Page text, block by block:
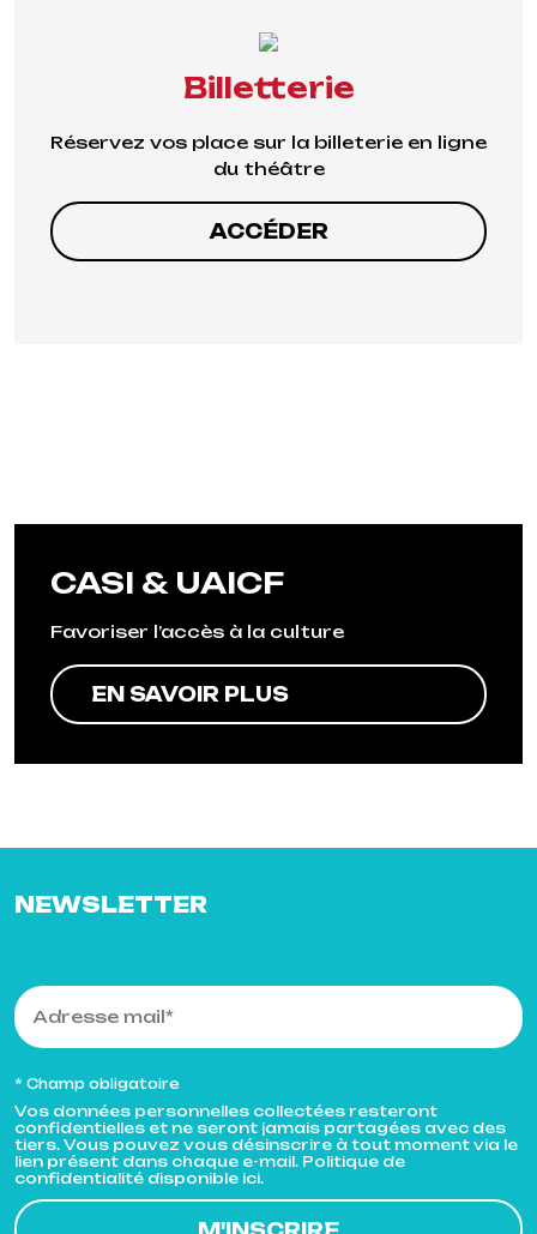
Billetterie
Réservez vos place sur la billeterie en ligne
du théâtre
ACCÉDER
CASI & UAICF
Favoriser l’accès à la culture
EN SAVOIR PLUS
NEWSLETTER
* Champ obligatoire
Vos données personnelles collectées resteront
confidentielles et ne seront jamais partagées avec des
tiers. Vous pouvez vous désinscrire à tout moment via le
lien présent dans chaque e-mail. Politique de
confidentialité disponible ici.